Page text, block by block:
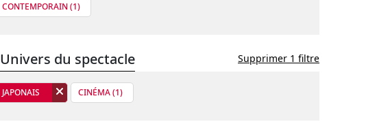
CONTEMPORAIN (1)
Univers du spectacle Supprimer 1 filtre
JAPONAIS CINÉMA (1)